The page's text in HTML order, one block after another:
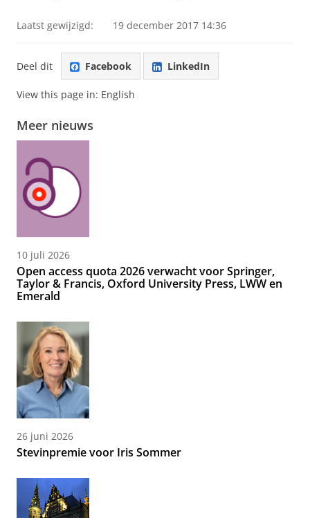
Laatst gewijzigd: 19 december 2017 14:36
Deel dit Facebook LinkedIn
View this page in: English
Meer nieuws
10 juli 2026
Open access quota 2026 verwacht voor Springer,
Taylor & Francis, Oxford University Press, LWW en
Emerald
26 juni 2026
Stevinpremie voor Iris Sommer